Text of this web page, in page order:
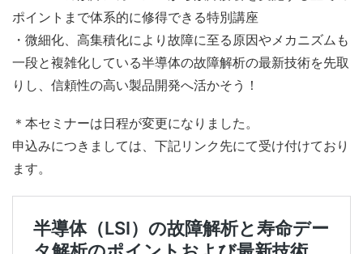
ポイントまで体系的に修得できる特別講座
・微細化、高集積化により故障に至る原因やメカニズムも
一段と複雑化している半導体の故障解析の最新技術を先取
りし、信頼性の高い製品開発へ活かそう！
＊本セミナーは日程が変更になりました。
申込みにつきましては、下記リンク先にて受け付けており
ます。